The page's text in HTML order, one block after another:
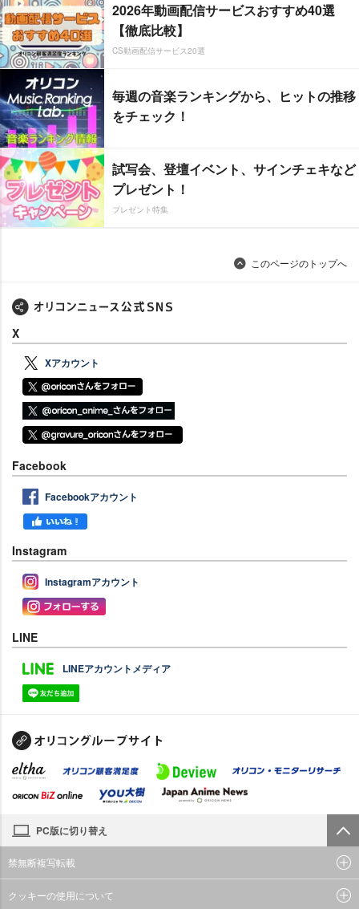
2026年動画配信サービスおすすめ40選
【徹底比較】
CS動画配信サービス20選
毎週の音楽ランキングから、ヒットの推移
をチェック！
試写会、登壇イベント、サインチェキなど
プレゼント！
プレゼント特集
このページのトップへ
X
Xアカウント
Facebook
Facebookアカウント
Instagram
Instagramアカウント
LINE
LINEアカウントメディア
PC版に切り替え
禁無断複写転載
クッキーの使用について